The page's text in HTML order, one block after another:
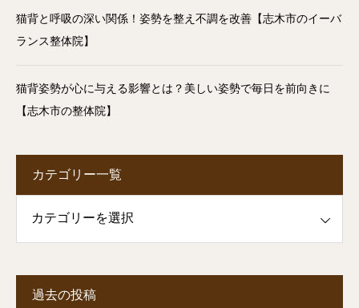
猫背と呼吸の深い関係！姿勢を整え不調を改善【志木市のイーバ
ランス整体院】
猫背姿勢が心に与える影響とは？美しい姿勢で毎日を前向きに
【志木市の整体院】
カテゴリー一覧
覧
過去の投稿